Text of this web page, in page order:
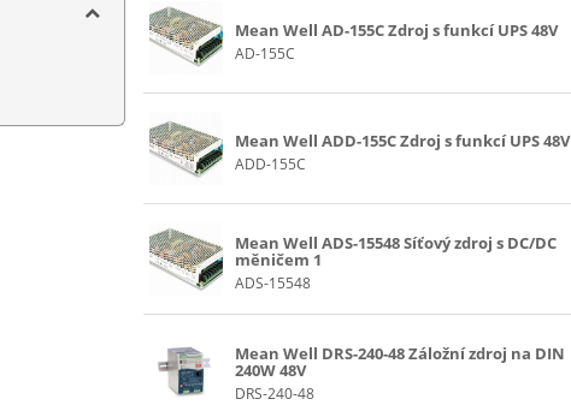
Mean Well AD-155C Zdroj s funkcí UPS 48V
AD-155C
Mean Well ADD-155C Zdroj s funkcí UPS 48V
ADD-155C
Mean Well ADS-15548 Síťový zdroj s DC/DC
měničem 1
ADS-15548
Mean Well DRS-240-48 Záložní zdroj na DIN
240W 48V
DRS-240-48